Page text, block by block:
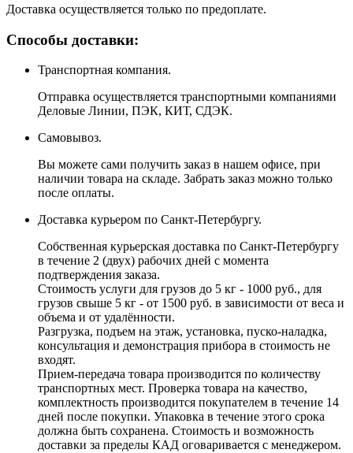
Доставка осуществляется только по предоплате.
Способы доставки:
Транспортная компания.
Отправка осуществляется транспортными компаниями
Деловые Линии, ПЭК, КИТ, СДЭК.
Самовывоз.
Вы можете сами получить заказ в нашем офисе, при
наличии товара на складе. Забрать заказ можно только
после оплаты.
Доставка курьером по Санкт-Петербургу.
Собственная курьерская доставка по Санкт-Петербургу
в течение 2 (двух) рабочих дней с момента
подтверждения заказа.
Стоимость услуги для грузов до 5 кг - 1000 руб., для
грузов свыше 5 кг - от 1500 руб. в зависимости от веса и
объема и от удалённости.
Разгрузка, подъем на этаж, установка, пуско-наладка,
консультация и демонстрация прибора в стоимость не
входят.
Прием-передача товара производится по количеству
транспортных мест. Проверка товара на качество,
комплектность производится покупателем в течение 14
дней после покупки. Упаковка в течение этого срока
должна быть сохранена. Стоимость и возможность
доставки за пределы КАД оговаривается с менеджером.